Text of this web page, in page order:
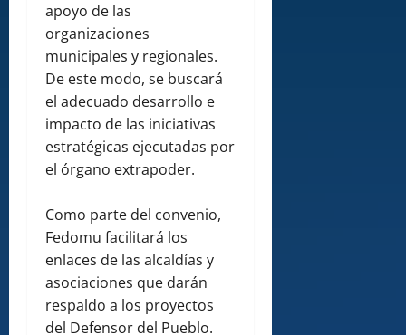
apoyo de las
organizaciones
municipales y regionales.
De este modo, se buscará
el adecuado desarrollo e
impacto de las iniciativas
estratégicas ejecutadas por
el órgano extrapoder.
Como parte del convenio,
Fedomu facilitará los
enlaces de las alcaldías y
asociaciones que darán
respaldo a los proyectos
del Defensor del Pueblo.